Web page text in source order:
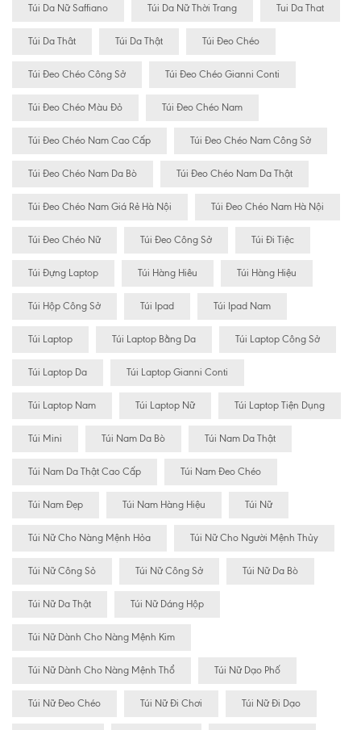
Túi Da Nữ Saffiano Túi Da Nữ Thời Trang Tui Da That
Túi Da Thât Túi Da Thật Túi Đeo Chéo
Túi Đeo Chéo Công Sở Túi Đeo Chéo Gianni Conti
Túi Đeo Chéo Màu Đỏ Túi Đeo Chéo Nam
Túi Đeo Chéo Nam Cao Cấp Túi Đeo Chéo Nam Công Sở
Túi Đeo Chéo Nam Da Bò Túi Đeo Chéo Nam Da Thật
Túi Đeo Chéo Nam Giá Rẻ Hà Nội Túi Đeo Chéo Nam Hà Nội
Túi Đeo Chéo Nữ Túi Đeo Công Sở Túi Đi Tiệc
Túi Đựng Laptop Túi Hàng Hiêu Túi Hàng Hiệu
Túi Hộp Công Sở Túi Ipad Túi Ipad Nam
Túi Laptop Túi Laptop Bằng Da Túi Laptop Công Sở
Túi Laptop Da Túi Laptop Gianni Conti
Túi Laptop Nam Túi Laptop Nữ Túi Laptop Tiện Dụng
Túi Mini Túi Nam Da Bò Túi Nam Da Thật
Túi Nam Da Thật Cao Cấp Túi Nam Đeo Chéo
Túi Nam Đẹp Túi Nam Hàng Hiệu Túi Nữ
Túi Nữ Cho Nàng Mệnh Hỏa Túi Nữ Cho Người Mệnh Thủy
Túi Nữ Công Sỏ Túi Nữ Công Sở Túi Nữ Da Bò
Túi Nữ Da Thật Túi Nữ Dáng Hộp
Túi Nữ Dành Cho Nàng Mệnh Kim
Túi Nữ Dành Cho Nàng Mệnh Thổ Túi Nữ Dạo Phố
Túi Nữ Đeo Chéo Túi Nữ Đi Chơi Túi Nữ Đi Dạo